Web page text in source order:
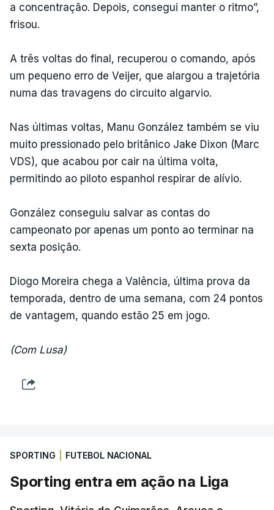
a concentração. Depois, consegui manter o ritmo”,
frisou.
A três voltas do final, recuperou o comando, após
um pequeno erro de Veijer, que alargou a trajetória
numa das travagens do circuito algarvio.
Nas últimas voltas, Manu González também se viu
muito pressionado pelo britânico Jake Dixon (Marc
VDS), que acabou por cair na última volta,
permitindo ao piloto espanhol respirar de alívio.
González conseguiu salvar as contas do
campeonato por apenas um ponto ao terminar na
sexta posição.
Diogo Moreira chega a Valência, última prova da
temporada, dentro de uma semana, com 24 pontos
de vantagem, quando estão 25 em jogo.
(Com Lusa)
SPORTING FUTEBOL NACIONAL
Sporting entra em ação na Liga